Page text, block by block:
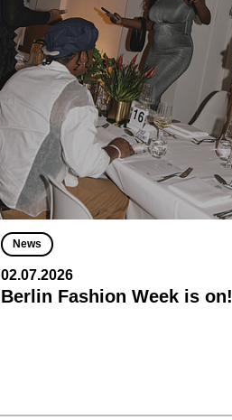
News
02.07.2026
Berlin Fashion Week is on!